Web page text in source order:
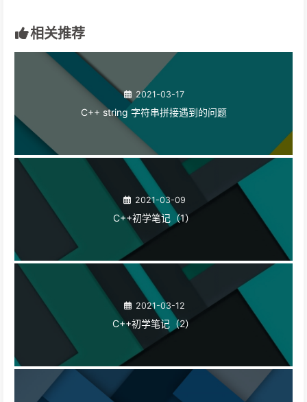
相关推荐
2021-03-17
C++ string 字符串拼接遇到的问题
2021-03-09
C++初学笔记（1）
2021-03-12
C++初学笔记（2）